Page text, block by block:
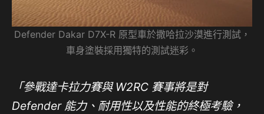
Defender Dakar D7X-R 原型車於撒哈拉沙漠進行測試，
車身塗裝採用獨特的測試迷彩。
「參戰達卡拉力賽與 W2RC 賽事將是對
Defender 能力、耐用性以及性能的終極考驗，